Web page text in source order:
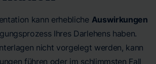
kann erhebliche Auswirkungen
Ihres Darlehens haben.
nicht vorgelegt werden, kann
führen oder im schlimmsten Fall